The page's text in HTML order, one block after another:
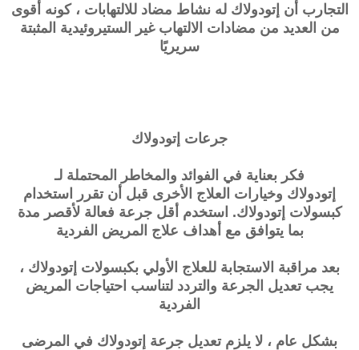
التجارب أن إتودولاك له نشاط مضاد للالتهابات ، كونه أقوى
من العديد من مضادات الالتهاب غير الستيروئيدية المثبتة
سريريًا
جرعات إتودولاك
فكر بعناية في الفوائد والمخاطر المحتملة لـ
إتودولاك وخيارات العلاج الأخرى قبل أن تقرر استخدام
كبسولات إتودولاك. استخدم أقل جرعة فعالة لأقصر مدة
بما يتوافق مع أهداف علاج المريض الفردية
بعد مراقبة الاستجابة للعلاج الأولي بكبسولات إتودولاك ،
يجب تعديل الجرعة والتردد لتناسب احتياجات المريض
الفردية
بشكل عام ، لا يلزم تعديل جرعة إتودولاك في المرضى